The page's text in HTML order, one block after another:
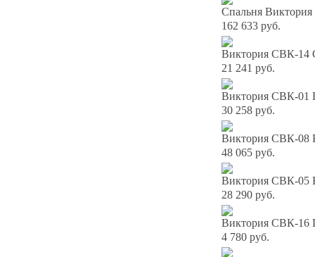
Спальня Виктория
162 633 руб.
Виктория СВК-14
21 241 руб.
Виктория СВК-01
30 258 руб.
Виктория СВК-08
48 065 руб.
Виктория СВК-05
28 290 руб.
Виктория СВК-16
4 780 руб.